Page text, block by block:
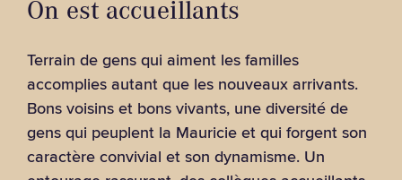
On est accueillants
Terrain de gens qui aiment les familles
accomplies autant que les nouveaux arrivants.
Bons voisins et bons vivants, une diversité de
gens qui peuplent la Mauricie et qui forgent son
caractère convivial et son dynamisme. Un